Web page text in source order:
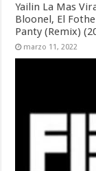
Yailin La Mas
Bloonel, El
Panty (Remix)
marzo 11, 2022